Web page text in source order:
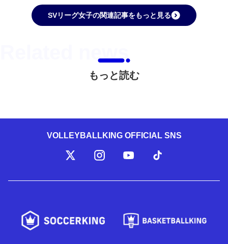
SVリーグ女子の関連記事をもっと見る
もっと読む
VOLLEYBALLKING OFFICIAL SNS